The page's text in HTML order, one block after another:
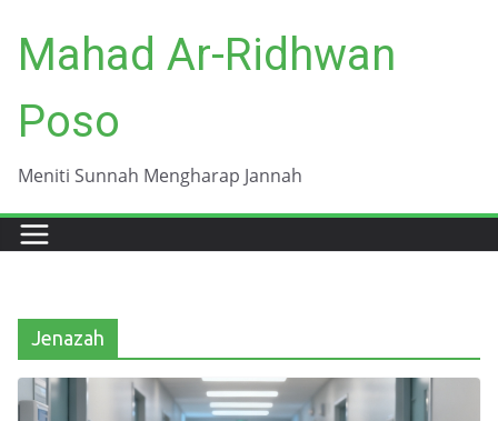
content
Mahad Ar-Ridhwan
Poso
Meniti Sunnah Mengharap Jannah
Jenazah